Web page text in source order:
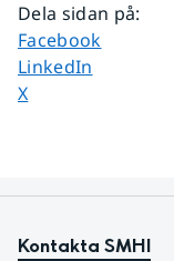
Dela sidan på:
Dela sidan på
Facebook
Dela sidan på
LinkedIn
Dela sidan på
X
Kontakta SMHI